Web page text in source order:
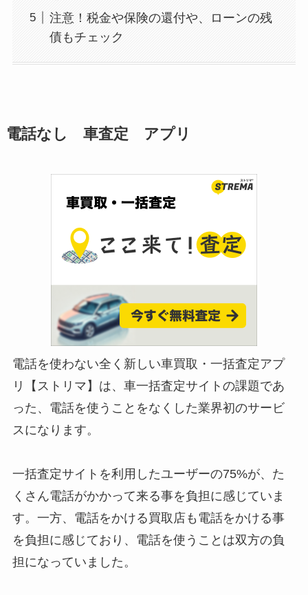
注意！税金や保険の還付や、ローンの残
債もチェック
電話なし 車査定 アプリ
電話を使わない全く新しい車買取・一括査定アプ
リ【ストリマ】は、車一括査定サイトの課題であ
った、電話を使うことをなくした業界初のサービ
スになります。
一括査定サイトを利用したユーザーの75%が、た
くさん電話がかかって来る事を負担に感じていま
す。一方、電話をかける買取店も電話をかける事
を負担に感じており、電話を使うことは双方の負
担になっていました。